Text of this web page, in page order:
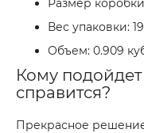
Размер
Вес упаковки:
Объем: 0.909
Кому
справится?
Прекрасное